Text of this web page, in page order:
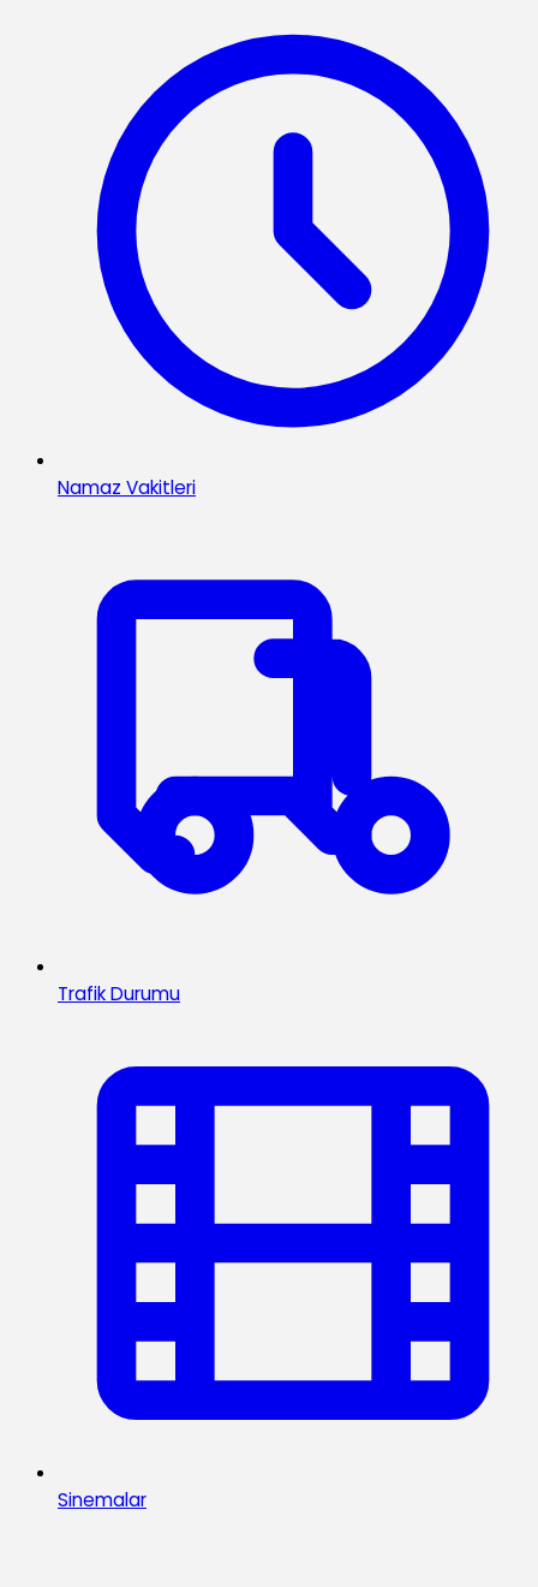
Namaz Vakitleri
Trafik Durumu
Sinemalar